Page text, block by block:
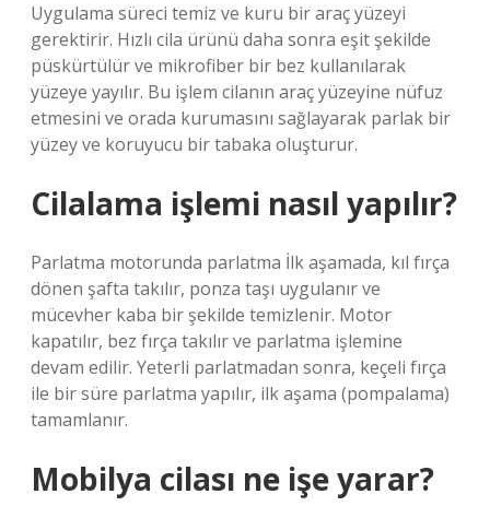
Uygulama süreci temiz ve kuru bir araç yüzeyi
gerektirir. Hızlı cila ürünü daha sonra eşit şekilde
püskürtülür ve mikrofiber bir bez kullanılarak
yüzeye yayılır. Bu işlem cilanın araç yüzeyine nüfuz
etmesini ve orada kurumasını sağlayarak parlak bir
yüzey ve koruyucu bir tabaka oluşturur.
Cilalama işlemi nasıl yapılır?
Parlatma motorunda parlatma İlk aşamada, kıl fırça
dönen şafta takılır, ponza taşı uygulanır ve
mücevher kaba bir şekilde temizlenir. Motor
kapatılır, bez fırça takılır ve parlatma işlemine
devam edilir. Yeterli parlatmadan sonra, keçeli fırça
ile bir süre parlatma yapılır, ilk aşama (pompalama)
tamamlanır.
Mobilya cilası ne işe yarar?